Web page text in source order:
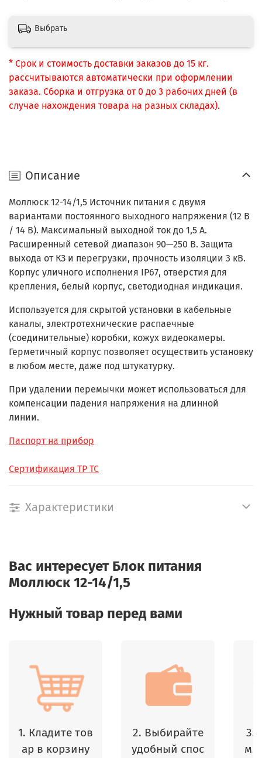
Выбрать
* Срок и стоимость доставки заказов до 15 кг.
рассчитываются автоматически при оформлении
заказа. Сборка и отгрузка от 0 до 3 рабочих дней (в
случае нахождения товара на разных складах).
Описание
Моллюск 12-14/1,5 Источник питания с двумя
вариантами постоянного выходного напряжения (12 В
/ 14 В). Максимальный выходной ток до 1,5 А.
Расширенный сетевой диапазон 90—250 В. Защита
выхода от КЗ и перегрузки, прочность изоляции 3 кВ.
Корпус уличного исполнения IP67, отверстия для
крепления, белый корпус, светодиодная индикация.
Используется для скрытой установки в кабельные
каналы, электротехнические распаечные
(соединительные) коробки, кожух видеокамеры.
Герметичный корпус позволяет осуществить установку
в любом месте, даже под штукатурку.
При удалении перемычки может использоваться для
компенсации падения напряжения на длинной
линии.
Паспорт на прибор
Сертификация ТР ТС
Характеристики
Вас интересует Блок питания
Моллюск 12-14/1,5
Нужный товар перед вами
1. Кладите тов
ар в корзину
2. Выбирайте
удобный спос
3.
м